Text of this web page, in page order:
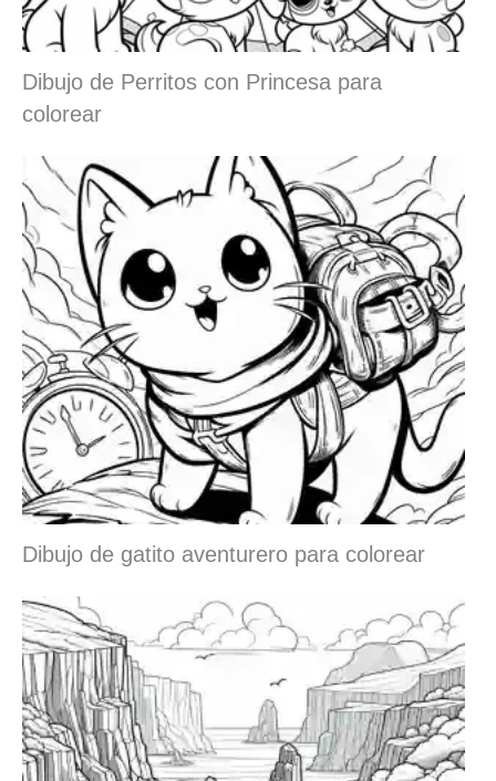
Dibujo de Perritos con Princesa para
colorear
Dibujo de gatito aventurero para colorear